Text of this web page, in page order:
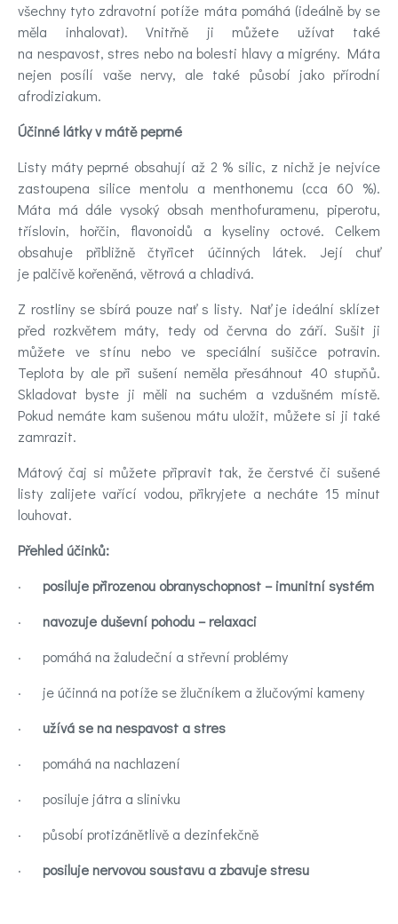
všechny tyto zdravotní potíže máta pomáhá (ideálně by se
měla inhalovat). Vnitřně ji můžete užívat také
na nespavost, stres nebo na bolesti hlavy a migrény. Máta
nejen posílí vaše nervy, ale také působí jako přírodní
afrodiziakum.
Účinné látky v mátě peprné
Listy máty peprné obsahují až 2 % silic, z nichž je nejvíce
zastoupena silice mentolu a menthonemu (cca 60 %).
Máta má dále vysoký obsah menthofuramenu, piperotu,
tříslovin, hořčin, flavonoidů a kyseliny octové. Celkem
obsahuje přibližně čtyřicet účinných látek. Její chuť
je palčivě kořeněná, větrová a chladivá.
Z rostliny se sbírá pouze nať s listy. Nať je ideální sklízet
před rozkvětem máty, tedy od června do září. Sušit ji
můžete ve stínu nebo ve speciální sušičce potravin.
Teplota by ale při sušení neměla přesáhnout 40 stupňů.
Skladovat byste ji měli na suchém a vzdušném místě.
Pokud nemáte kam sušenou mátu uložit, můžete si ji také
zamrazit.
Mátový čaj si můžete připravit tak, že čerstvé či sušené
listy zalijete vařící vodou, přikryjete a necháte 15 minut
louhovat.
Přehled účinků:
· posiluje přirozenou obranyschopnost – imunitní systém
· navozuje duševní pohodu – relaxaci
· pomáhá na žaludeční a střevní problémy
· je účinná na potíže se žlučníkem a žlučovými kameny
· užívá se na nespavost a stres
· pomáhá na nachlazení
· posiluje játra a slinivku
· působí protizánětlivě a dezinfekčně
· posiluje nervovou soustavu a zbavuje stresu